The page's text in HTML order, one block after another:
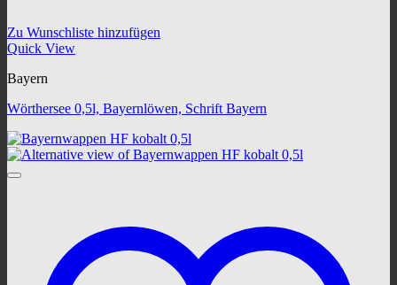
Zu Wunschliste hinzufügen
Quick View
Bayern
Wörthersee 0,5l, Bayernlöwen, Schrift Bayern